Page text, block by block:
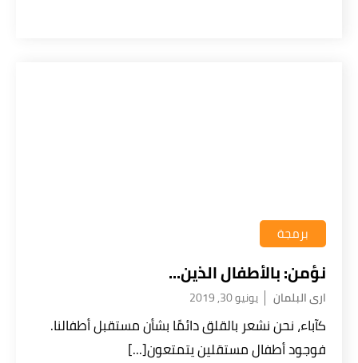
برمجة
نؤمن:بالأطفال الذين...
ارى البلمان يونيو 30, 2019
كآباء، نحن نشعر بالقلق دائمًا بشأن مستقبل أطفالنا.
فوجود أطفال مستقلين يتمتعون[...]